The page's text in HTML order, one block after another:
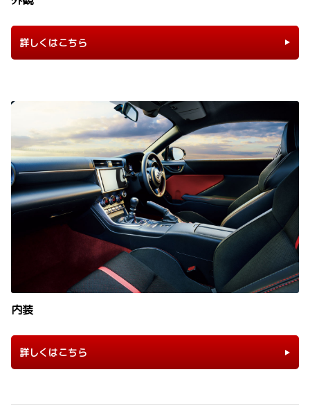
詳しくはこちら
内装
詳しくはこちら